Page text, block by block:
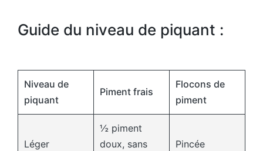
Guide du niveau de piquant :
Niveau de
piquant
Piment frais
Flocons de
piment
Léger
½ piment
doux, sans
Pincée